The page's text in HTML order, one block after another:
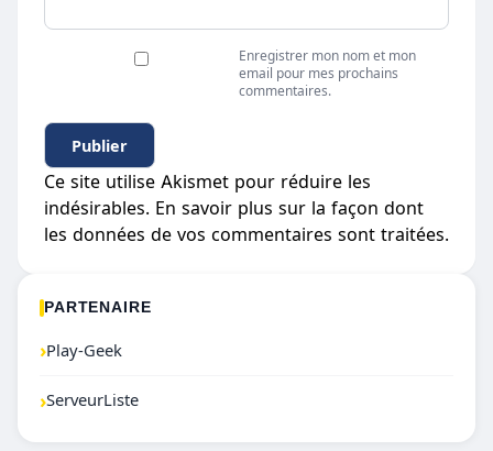
Enregistrer mon nom et mon
email pour mes prochains
commentaires.
Ce site utilise Akismet pour réduire les
indésirables. En savoir plus sur la façon dont
les données de vos commentaires sont traitées.
PARTENAIRE
›Play-Geek
›ServeurListe